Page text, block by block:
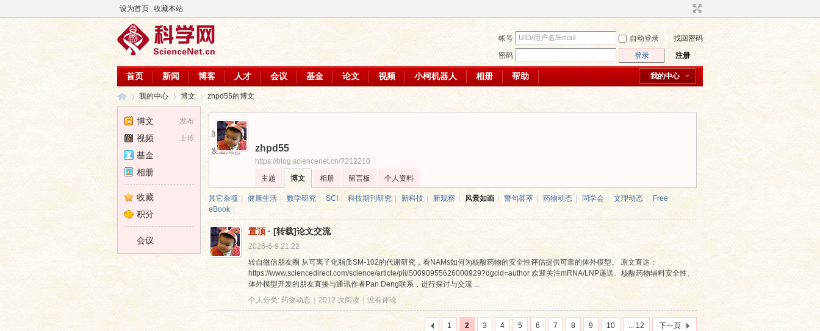
设为首页 收藏本站
帐号 自动登录
找回密码
密码
登录 注册
我的中心
首页 新闻 博客 人才 会议 基金 论文 视频 小柯机器人 相册 帮助
学
›
我的中心 博文 zhpd55的博文
加为好友
发送消息
zhpd55
https://blog.sciencenet.cn/?212210
主题
博文 相册 留言板 个人资料
其它杂项 健康生活 | 数学研究 SCI 科技期刊研究 新科技 新观察 风景如画 警句荟萃 药物动态 | 同学会 文理动态
Free
eBook
置顶 · [转载]论文交流
2026-6-9 21:22
转自微信朋友圈 从可离子化脂质SM-102的代谢研究，看NAMs如何为核酸药物的安全性评估提供可靠的体外模型。 原文直达：
https://www.sciencedirect.com/science/article/pii/S0090955626000929?dgcid=author 欢迎关注mRNA/LNP递送、核酸药物辅料安全性、
体外模型开发的朋友直接与通讯作者Pan Deng联系，进行探讨与交流 ...
个人分类: 药物动态 2012 次阅读 没有评论
1 2 3 4 5 6 7 8 9 10 ... 12 下一页
发布
博文
上传
视频
基金
相册
收藏
积分
会议